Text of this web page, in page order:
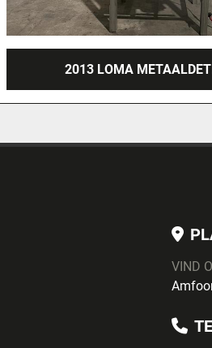
LOMA
VIND